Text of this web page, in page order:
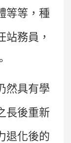
等等，種
務員，
然具有學
長後重新
退化後的